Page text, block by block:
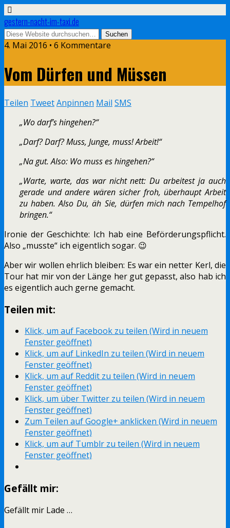
gestern-nacht-im-taxi.de
4. Mai 2016 • 6 Kommentare
Vom Dürfen und Müssen
Teilen TweetAnpinnen Mail SMS
„Wo darf’s hingehen?“
„Darf? Darf? Muss, Junge, muss! Arbeit!“
„Na gut. Also: Wo muss es hingehen?“
„Warte, warte, das war nicht nett: Du arbeitest ja auch
gerade und andere wären sicher froh, überhaupt Arbeit
zu haben. Also Du, äh Sie, dürfen mich nach Tempelhof
bringen.“
Ironie der Geschichte: Ich hab eine Beförderungspflicht.
Also „musste“ ich eigentlich sogar. 😉
Aber wir wollen ehrlich bleiben: Es war ein netter Kerl, die
Tour hat mir von der Länge her gut gepasst, also hab ich
es eigentlich auch gerne gemacht.
Teilen mit:
Klick, um auf Facebook zu teilen (Wird in neuem
Fenster geöffnet)
Klick, um auf LinkedIn zu teilen (Wird in neuem
Fenster geöffnet)
Klick, um auf Reddit zu teilen (Wird in neuem
Fenster geöffnet)
Klick, um über Twitter zu teilen (Wird in neuem
Fenster geöffnet)
Zum Teilen auf Google+ anklicken (Wird in neuem
Fenster geöffnet)
Klick, um auf Tumblr zu teilen (Wird in neuem
Fenster geöffnet)
Gefällt mir:
Gefällt mir Lade …